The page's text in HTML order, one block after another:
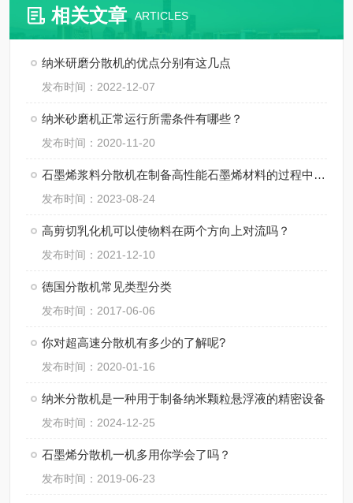
相关文章 ARTICLES
纳米研磨分散机的优点分别有这几点
发布时间：2022-12-07
纳米砂磨机正常运行所需条件有哪些？
发布时间：2020-11-20
石墨烯浆料分散机在制备高性能石墨烯材料的过程中起着至关重要的作用
发布时间：2023-08-24
高剪切乳化机可以使物料在两个方向上对流吗？
发布时间：2021-12-10
德国分散机常见类型分类
发布时间：2017-06-06
你对超高速分散机有多少的了解呢?
发布时间：2020-01-16
纳米分散机是一种用于制备纳米颗粒悬浮液的精密设备
发布时间：2024-12-25
石墨烯分散机一机多用你学会了吗？
发布时间：2019-06-23